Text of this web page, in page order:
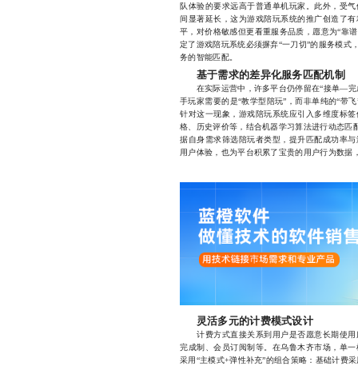
队体验的要求远高于普通单机玩家。此外，受
间显著延长，这为游戏陪玩系统的推广创造了
平，对价格敏感但更看重服务品质，愿意为“靠
定了游戏陪玩系统必须摒弃“一刀切”的服务模
务的智能匹配。
基于需求的差异化服务匹配机制
在实际运营中，许多平台仍停留在“接单—完
手玩家需要的是“教学型陪玩”，而非单纯的“带
针对这一现象，游戏陪玩系统应引入多维度标
格、历史评价等，结合机器学习算法进行动态匹
据自身需求筛选陪玩者类型，提升匹配成功率
用户体验，也为平台积累了宝贵的用户行为数据
灵活多元的计费模式设计
计费方式直接关系到用户是否愿意长期使用
完成制、会员订阅制等。在乌鲁木齐市场，单
采用“主模式+弹性补充”的组合策略：基础计费